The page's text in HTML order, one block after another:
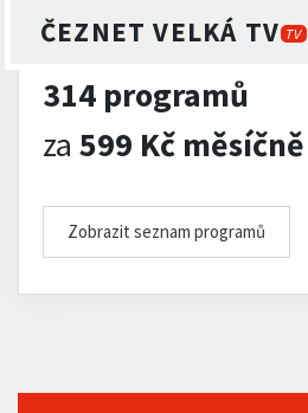
ČEZNET VELKÁ TV TV
314 programů
za 599 Kč měsíčně
Zobrazit seznam programů